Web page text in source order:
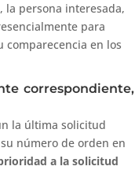
la persona interesada,
para
comparecencia en los
correspondiente,
la última solicitud
número de orden en
a la solicitud